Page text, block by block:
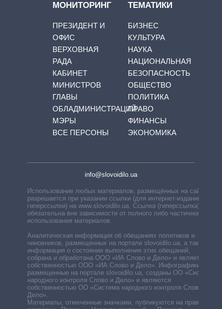
МОНИТОРИНГ
ПРЕЗИДЕНТ И
ОФИС
ВЕРХОВНАЯ
РАДА
КАБИНЕТ
МИНИСТРОВ
ГЛАВЫ
ОБЛАДМИНИСТРАЦИЙ
МЭРЫ
ВСЕ ПЕРСОНЫ
ТЕМАТИКИ
БИЗНЕС
КУЛЬТУРА
НАУКА
НАЦИОНАЛЬНАЯ
БЕЗОПАСНОСТЬ
ОБЩЕСТВО
ПОЛИТИКА
ПРАВО
ФИНАНСЫ
ЭКОНОМИКА
info@slovoidilo.ua
Использование любых материалов, размещённых на сайте,
разрешается при указании ссылки (для интернет-изданий —
гиперссылки) на www.slovoidilo.ua. Ссылка (гиперссылка)
обязательна вне зависимости от полного либо частичного
использования материалов.
Аналитическая информация об обещаниях политиков и
чиновников, размещенных на портале slovoidilo.ua, а также
информация о состоянии выполнения этих обещаний,
собрана и обработана ООО «ИА Слово и Дело» и является
собственностью ООО «ИА Слово и Дело». Инфографики,
размещенные на портале slovoidilo.ua, созданы ОО «Система
народного контроля Слово и Дело» и являются
собственностью ОО «Система народного контроля Слово и
Дело».
Материалы, отмеченные значками, публикуются на правах